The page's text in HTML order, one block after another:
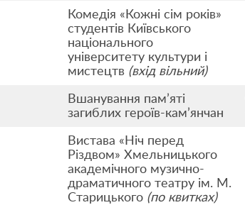
Комедія «Кожні сім років»
студентів Київського
національного
університету культури і
мистецтв (вхід вільний)
Вшанування пам’яті
загиблих героїв-кам’янчан
Вистава «Ніч перед
Різдвом» Хмельницького
академічного музично-
драматичного театру ім. М.
Старицького (по квитках)